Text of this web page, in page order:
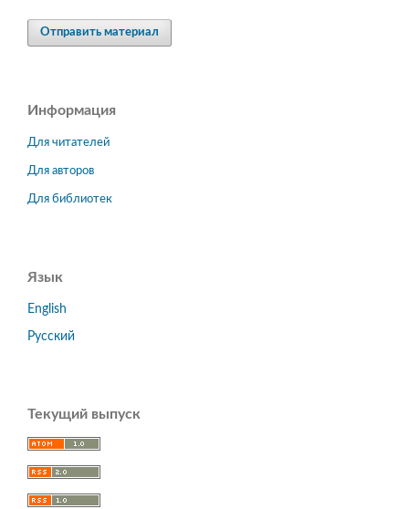
Отправить материал
Информация
Для читателей
Для авторов
Для библиотек
Язык
English
Русский
Текущий выпуск